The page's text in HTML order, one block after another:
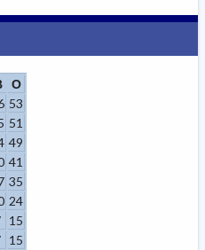
О
53
51
49
41
35
24
15
15